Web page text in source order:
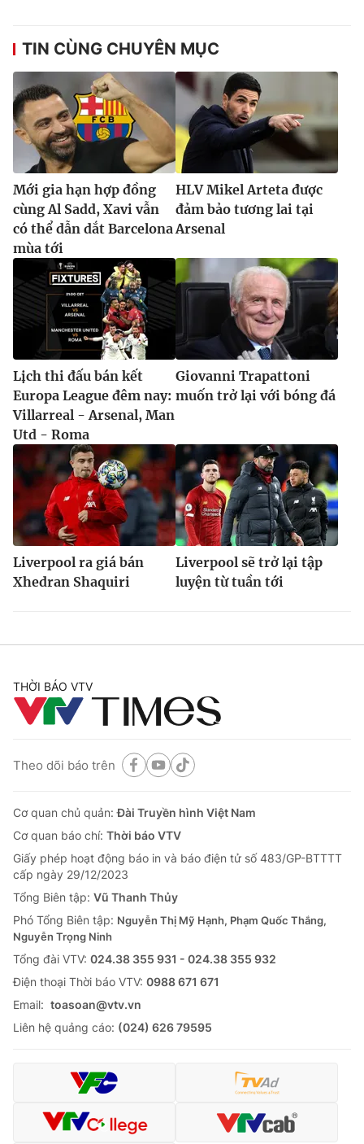
TIN CÙNG CHUYÊN MỤC
Mới gia hạn hợp đồng
cùng Al Sadd, Xavi vẫn
có thể dẫn dắt Barcelona
mùa tới
HLV Mikel Arteta được
đảm bảo tương lai tại
Arsenal
Lịch thi đấu bán kết
Europa League đêm nay:
Villarreal - Arsenal, Man
Utd - Roma
Giovanni Trapattoni
muốn trở lại với bóng đá
Liverpool ra giá bán
Xhedran Shaquiri
Liverpool sẽ trở lại tập
luyện từ tuần tới
THỜI BÁO VTV
Theo dõi báo trên
Cơ quan chủ quản:Đài Truyền hình Việt Nam
Cơ quan báo chí: Thời báo VTV
Giấy phép hoạt động báo in và báo điện tử số 483/GP-BTTTT
cấp ngày 29/12/2023
Tổng Biên tập: Vũ Thanh Thủy
Phó Tổng Biên tập: Nguyễn Thị Mỹ Hạnh, Phạm Quốc Thắng,
Nguyễn Trọng Ninh
Tổng đài VTV: 024.38 355 931 - 024.38 355 932
Ðiện thoại Thời báo VTV: 0988 671 671
Email: toasoan@vtv.vn
Liên hệ quảng cáo: (024) 626 79595